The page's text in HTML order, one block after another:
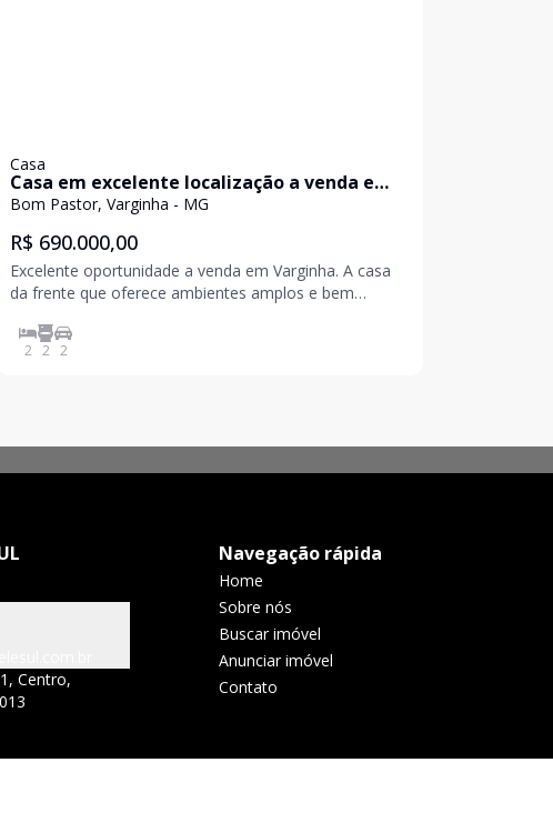
Casa
Casa em excelente localização a venda e
aluguel.
Bom Pastor, Varginha - MG
R$ 690.000,00
Excelente oportunidade a venda em Varginha. A casa
da frente que oferece ambientes amplos e bem
dois quartos espaçosos, banheiro social, copa, duas
cozinhas, amplo quintal, banheiro externo e terraço,
2 2 2
Centro,
Navegação rápida
Home
Sobre nós
Buscar imóvel
Anunciar imóvel
Contato